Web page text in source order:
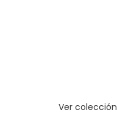
Ver colección